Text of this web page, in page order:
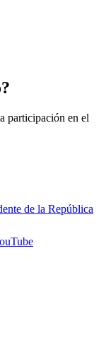
participación en el
de la República